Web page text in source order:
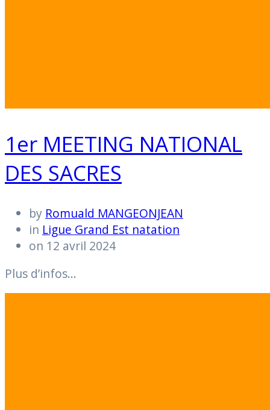
1er MEETING NATIONAL
DES SACRES
by Romuald MANGEONJEAN
in Ligue Grand Est natation
on 12 avril 2024
Plus d’infos…